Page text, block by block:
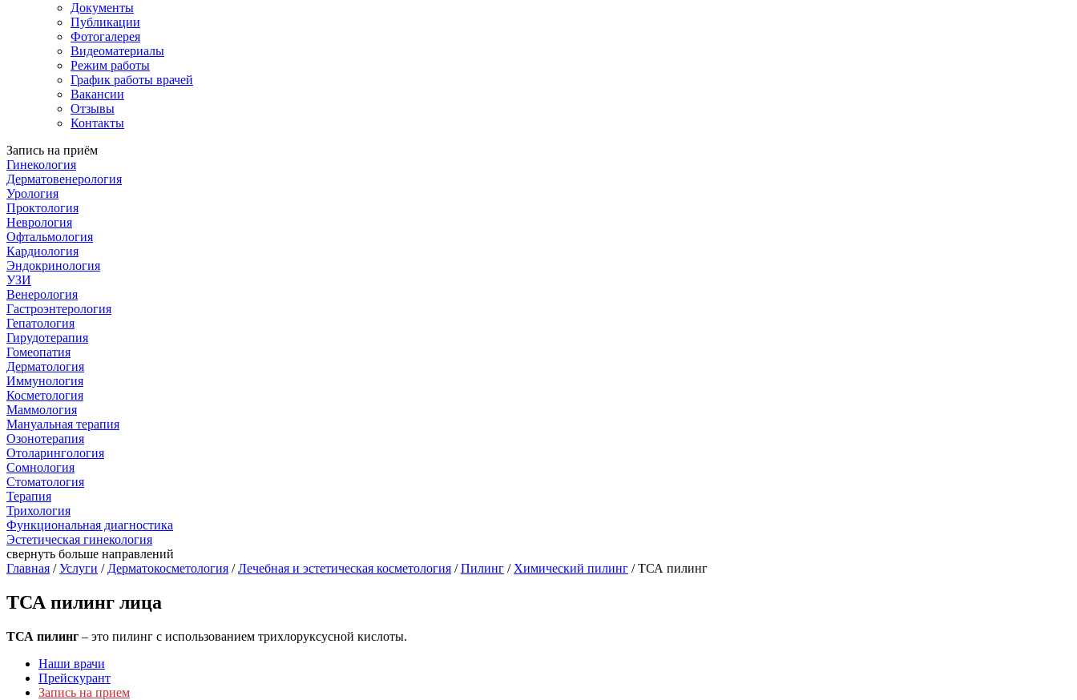
Документы
Публикации
Фотогалерея
Видеоматериалы
Режим работы
График работы врачей
Вакансии
Отзывы
Контакты
Запись на приём
Гинекология
Дерматовенерология
Урология
Проктология
Неврология
Офтальмология
Кардиология
Эндокринология
УЗИ
Венерология
Гастроэнтерология
Гепатология
Гирудотерапия
Гомеопатия
Дерматология
Иммунология
Косметология
Маммология
Мануальная терапия
Озонотерапия
Отоларингология
Сомнология
Стоматология
Терапия
Трихология
Функциональная диагностика
Эстетическая гинекология
свернуть больше направлений
Главная /Услуги / Дерматокосметология /Лечебная и эстетическая косметология /Пилинг / Химический пилинг / ТСА пилинг
ТСА пилинг лица
ТСА пилинг – это пилинг с использованием трихлоруксусной кислоты.
Наши врачи
Прейскурант
Запись на прием